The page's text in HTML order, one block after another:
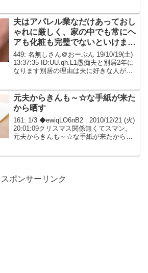
責めてしまった。なんか一緒に...
夫はアパレル業なだけあっておし
ゃれに厳しく、家の中でも常にヘ
アも化粧も完璧でないといけませ
んでした
449: 名無しさん＠おーぷん 19/10/19(土)
13:37:35 ID:UU.qh.L1愚痴夫と別居2年に
なります別居の理由は夫に好きな人がで
ったから本当に悲し...
元夫からきんも～☆な手紙が来た
から晒す
161: 1/3 ◆ewiqLO6nB2 : 2010/12/21 (火)
20:01:09クリスマス関係無くてスマン。
元夫からきんも～☆な手紙が来たから晒
スポンサーリンク